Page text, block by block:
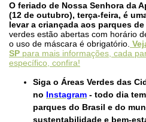
O feriado de Nossa Senhora da
(12 de outubro), terça-feira, é
levar a criançada aos parques de
verdes estão abertas com horário
o uso de máscara é obrigatório.
SP para mais informações, cada
específico, confira!
Siga o Áreas Verdes das
no Instagram - todo dia
parques do Brasil e do
sustentabilidade e bem-